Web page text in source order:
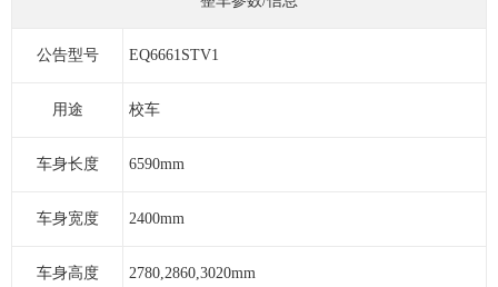
公告型号 EQ6661STV1
用途 校车
车身长度 6590mm
车身宽度 2400mm
车身高度 2780,2860,3020mm